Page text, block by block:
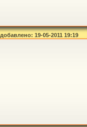
добавлено: 19-05-2011 19:19